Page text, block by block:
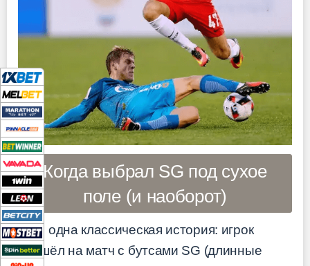
Когда выбрал SG под сухое
поле (и наоборот)
Ещё одна классическая история: игрок
пришёл на матч с бутсами SG (длинные